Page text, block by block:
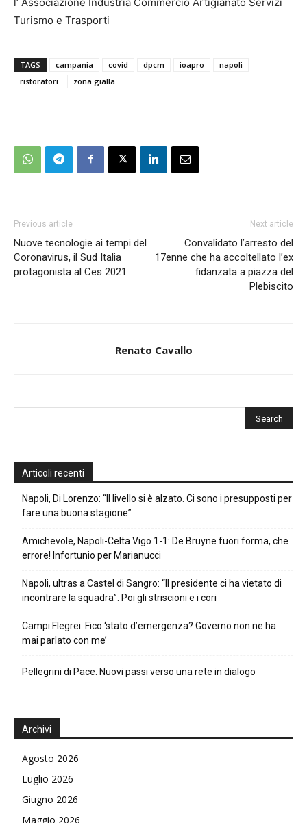
Turismo e Trasporti
TAGS campania covid dpcm ioapro
napoli
ristoratori
zona gialla
Previous article
Nuove tecnologie ai tempi del
Coronavirus, il Sud Italia
protagonista al Ces 2021
Next article
Convalidato l’arresto del
17enne che ha accoltellato l’ex
fidanzata a piazza del
Plebiscito
Renato Cavallo
Articoli recenti
Napoli, Di Lorenzo: “Il livello si è alzato. Ci sono i presupposti per
fare una buona stagione”
Amichevole, Napoli-Celta Vigo 1-1: De Bruyne fuori forma, che
errore! Infortunio per Marianucci
Napoli, ultras a Castel di Sangro: “Il presidente ci ha vietato di
incontrare la squadra”. Poi gli striscioni e i cori
Campi Flegrei: Fico ‘stato d’emergenza? Governo non ne ha
mai parlato con me’
Pellegrini di Pace. Nuovi passi verso una rete in dialogo
Archivi
Agosto 2026
Luglio 2026
Giugno 2026
Maggio 2026